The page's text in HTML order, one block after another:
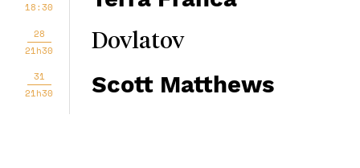
18:30
28
21h30
Dovlatov
31
21h30
Scott Matthews